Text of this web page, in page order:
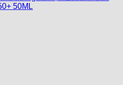
50ML